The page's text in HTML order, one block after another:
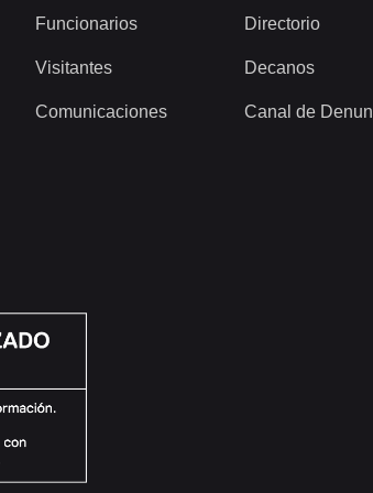
Funcionarios
Visitantes
Comunicaciones
Directorio
Decanos
Canal de